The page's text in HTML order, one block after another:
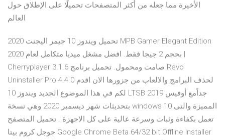
الأخيرة مما جعله من أكثر المتصفحات تحميلًا على الإطلاق حول
العالم
تحميل ويندوز 10 جيمر اليجنت 2020 MPB Gamer Elegant Edition
بحجم 2 جيجا فقط. افضل مشغل ميديا متكامل لعام 2020 |
Cherryplayer 3.1.6 صامت ومحمول. تحميل برنامج Revo
Uninstaller Pro 4.4.0 لحذف البرامج والالعاب من جزورها الان اقدم
لكم في هذا الموضوع الجديد ويندوز 10 LTSB جداًمع أوفيس 2019
بتحديثات شهر ديسمبر 2020 وهي نسخة windows 10 المميزة والتى
تعمل بكفاءة وثبات وسرعة عالية على كل الاجهزة . تحميل المتصفح
جوجل كروم بيتا Google Chrome Beta 64/32 bit Offline Installer